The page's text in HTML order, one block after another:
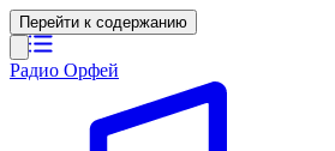
Перейти к содержанию
Радио Орфей